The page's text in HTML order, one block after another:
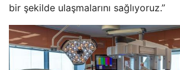
bir şekilde ulaşmalarını sağlıyoruz.”